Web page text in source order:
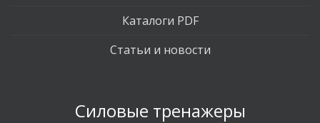
Каталоги PDF
Статьи и новости
Силовые тренажеры